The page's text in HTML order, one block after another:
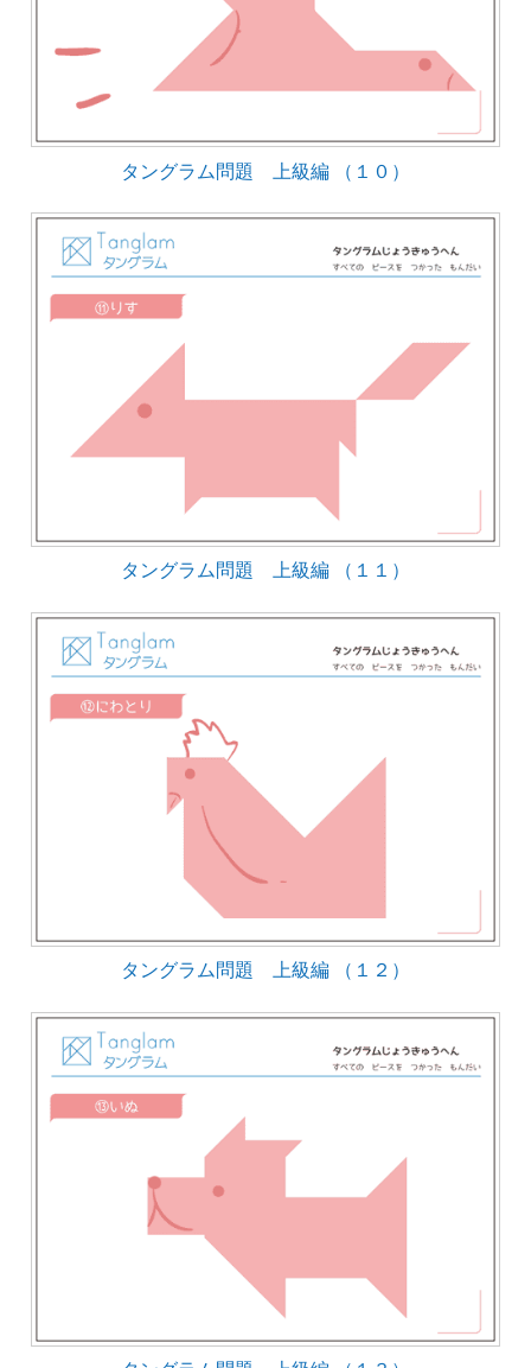
タングラム問題 上級編 （１０）
タングラム問題 上級編 （１１）
タングラム問題 上級編 （１２）